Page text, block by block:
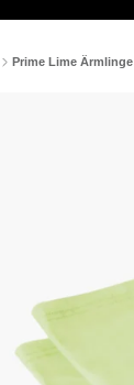
Prime Lime Ärmlinge